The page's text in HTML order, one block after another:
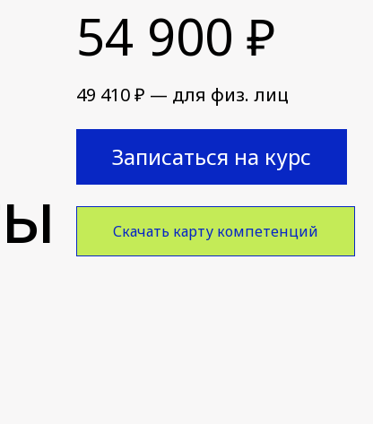
54 900 ₽
49 410 ₽ — для физ. лиц
Записаться на курс
Скачать карту компетенций